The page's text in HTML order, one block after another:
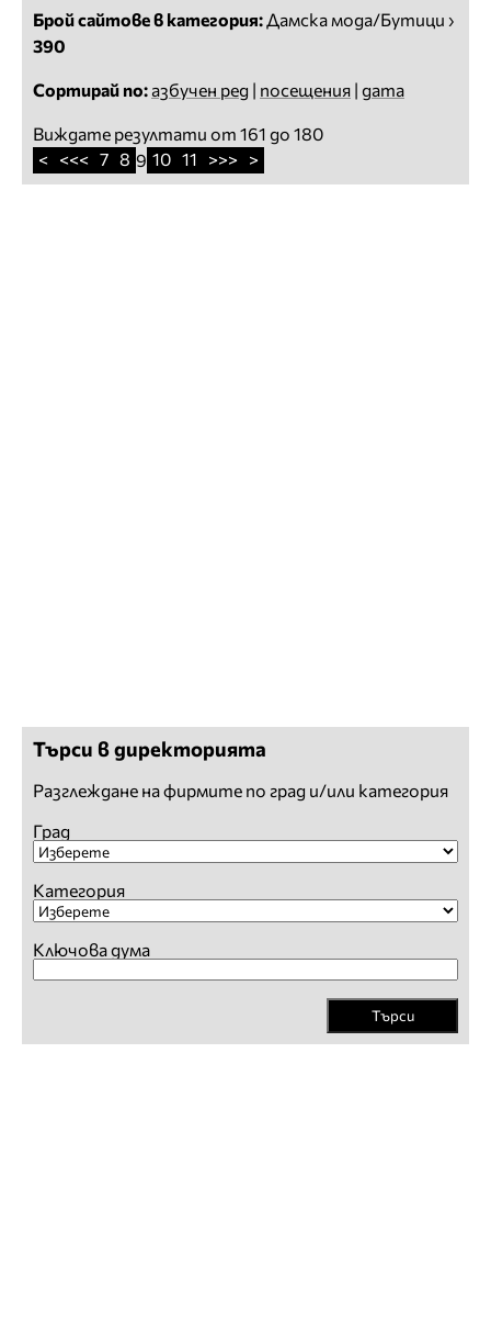
Брой сайтове в категория:Дамска мода/Бутици ›
390
Сортирай по: азбучен ред | посещения | дата
Виждате резултати от 161 до 180
< <<< 7 8 9 10 11 >>> >
Търси в директорията
Разглеждане на фирмите по град и/или категория
Град
Категория
Ключова дума
Търси